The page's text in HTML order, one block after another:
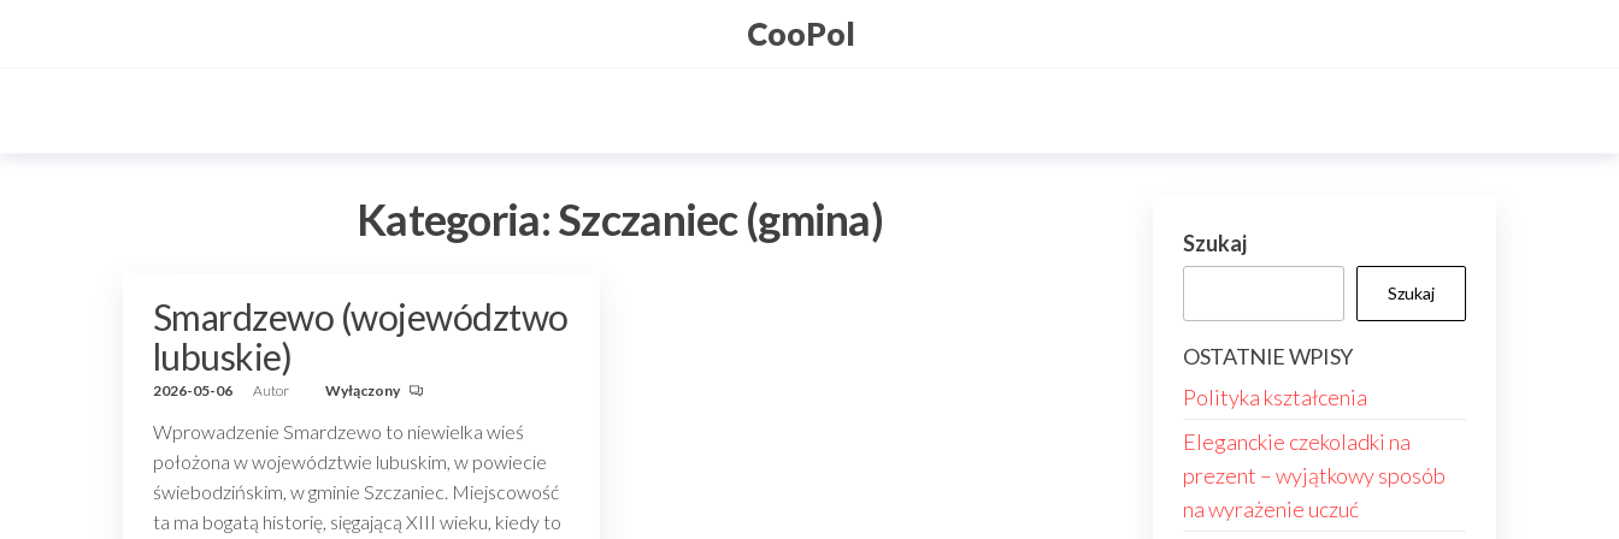
CooPol
Kategoria:Szczaniec (gmina)
Smardzewo (województwo
lubuskie)
2026-05-06 Autor Wyłączony
Wprowadzenie Smardzewo to niewielka wieś
położona w województwie lubuskim, w powiecie
świebodzińskim, w gminie Szczaniec. Miejscowość
ta ma bogatą historię, sięgającą XIII wieku, kiedy to
Szukaj
Szukaj
OSTATNIE WPISY
Polityka kształcenia
Eleganckie czekoladki na
prezent – wyjątkowy sposób
na wyrażenie uczuć